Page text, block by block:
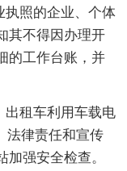
照的企业、个体
其不得因办理开
的工作台账，并
租车利用车载电
法律责任和宣传
强安全检查。